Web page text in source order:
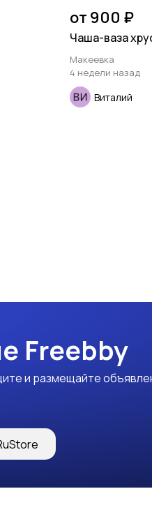
от 900 ₽
Чаша-ваза
Макеевка
4 недели назад
Виталий
Freebby
и размещайте